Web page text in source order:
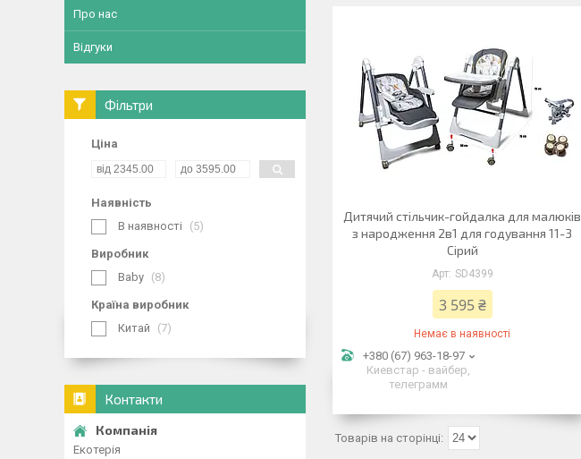
Дитячий стільчик-гойдалка для малюків
з народження 2в1 для годування 11-3
Сірий
SD4399
3 595 ₴
Немає в наявності
+380 (67) 963-18-97
Киевстар - вайбер,
телеграмм
Про нас
Відгуки
Фільтри
Ціна
Наявність
В наявності
5
Виробник
Baby
8
Країна виробник
Китай
7
Контакти
Екотерія